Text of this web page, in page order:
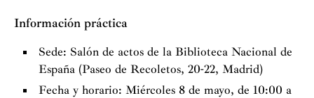
Información práctica
Sede: Salón de actos de la Biblioteca Nacional de
España (Paseo de Recoletos, 20-22, Madrid)
Fecha y horario: Miércoles 8 de mayo, de 10:00 a